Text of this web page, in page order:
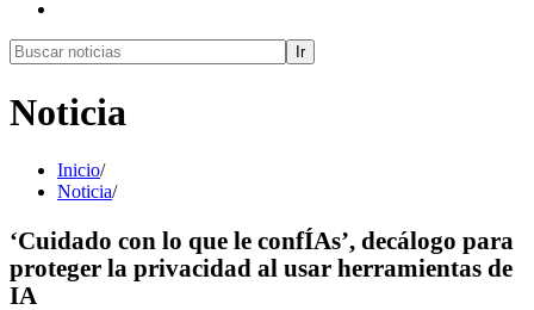
Ir
Noticia
Inicio/
Noticia/
‘Cuidado con lo que le confÍAs’, decálogo para
proteger la privacidad al usar herramientas de
IA